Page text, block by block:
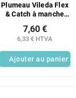
Plumeau Vileda Flex
& Catch à manche
6,33 € HTVA
7,60 €
Ajouter au panier